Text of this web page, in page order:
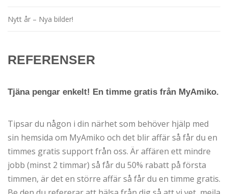
Nytt år – Nya bilder!
REFERENSER
Tjäna pengar enkelt! En timme gratis från MyAmiko.
Tipsar du någon i din närhet som behöver hjälp med
sin hemsida om MyAmiko och det blir affär så får du en
timmes gratis support från oss. Är affären ett mindre
jobb (minst 2 timmar) så får du 50% rabatt på första
timmen, är det en större affär så får du en timme gratis.